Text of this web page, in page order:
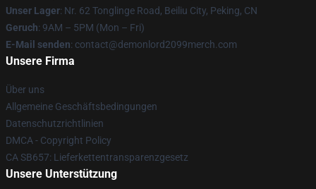
Unser Lager: Nr. 62 Tonglinge Road, Beiliu City, Peking, CN
Geruch: 9AM – 5PM (Mon – Fri)
E-Mail senden: contact@demonlord2099merch.com
Unsere Firma
Über uns
Allgemeine Geschäftsbedingungen
Datenschutzrichtlinien
DMCA - Copyright Policy
CA SB657: Lieferkettentransparenzgesetz
Unsere Unterstützung